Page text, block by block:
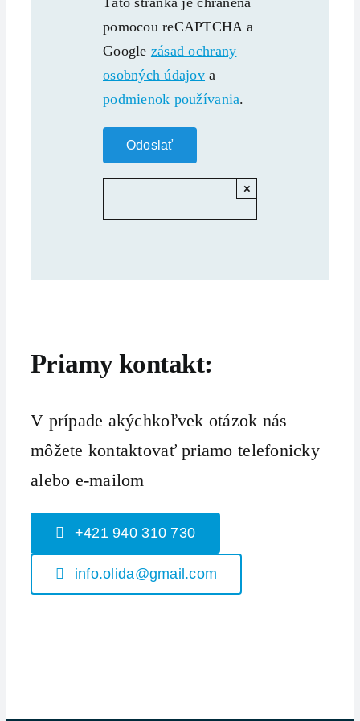
pomocou reCAPTCHA a
Google zásad ochrany
osobných údajov a
podmienok používania.
×
Priamy kontakt:
V prípade akýchkoľvek otázok nás
môžete kontaktovať priamo telefonicky
alebo e-mailom
+421 940 310 730
info.olida@gmail.com